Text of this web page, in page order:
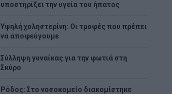
υποστηρίξει την υγεία του ήπατος
Υψηλή χοληστερίνη: Οι τροφές που πρέπει
να αποφεύγουμε
Σύλληψη γυναίκας για την φωτιά στη
Σκύρο
Ρόδος: Στο νοσοκομείο διακομίστηκε